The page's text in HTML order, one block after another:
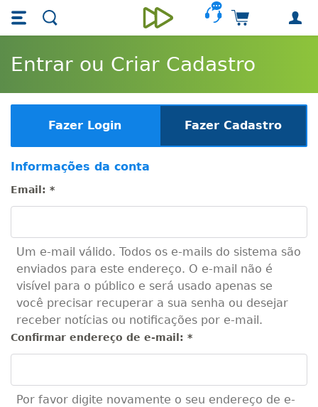
Skip main navigation
Skip to main content
Unieducar
Carrinho de
Entrar ou Criar Cadastro
Fazer Login Fazer Cadastro
Informações da conta
Email: *
Um e-mail válido. Todos os e-mails do sistema são
enviados para este endereço. O e-mail não é
visível para o público e será usado apenas se
você precisar recuperar a sua senha ou desejar
receber notícias ou notificações por e-mail.
Confirmar endereço de e-mail: *
Por favor digite novamente o seu endereço de e-